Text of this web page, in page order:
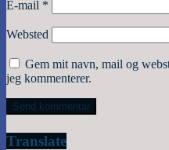
E-mail *
Websted
Gem mit navn, mail og
jeg kommenterer.
Translate